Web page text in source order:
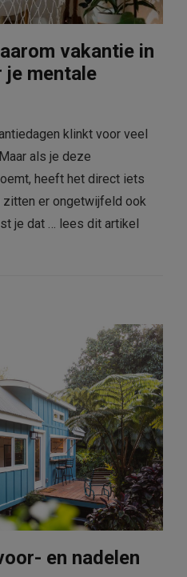
vakantie in
je mentale
klinkt voor veel
als je deze
heeft het direct iets
zitten er ongetwijfeld ook
je dat … lees dit artikel
en nadelen